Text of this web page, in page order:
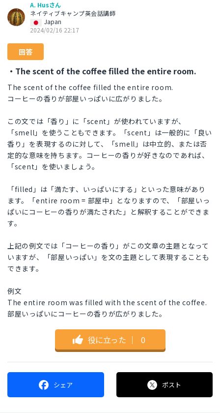
A. Husさん
ネイティブキャンプ英会話講師
Japan
2024/02/16 22:17
回答
・The scent of the coffee filled the entire room.
The scent of the coffee filled the entire room.
コーヒーの香りが部屋いっぱいに広がりました。
この文では「香り」に「scent」が使われていますが、
「smell」を使うこともできます。「scent」は一般的に「良い
香り」を表現するのに対して、「smell」は中立的、または否
定的な意味を持ちます。コーヒーの香りが好きなのであれば、
「scent」を使いましょう。
「filled」は「満たす、いっぱいにする」といった意味があり
ます。「entire room = 部屋中」となりますので、「部屋いっ
ぱいにコーヒーの香りが満たされた」と解釈することができま
す。
上記の例文では「コーヒーの香り」がこの文章の主題となって
いますが、「部屋いっぱい」を文の主題として表現することも
できます。
例文
The entire room was filled with the scent of the coffee.
部屋いっぱいにコーヒーの香りが広がりました。
役に立った ｜ 0
シェア ポスト